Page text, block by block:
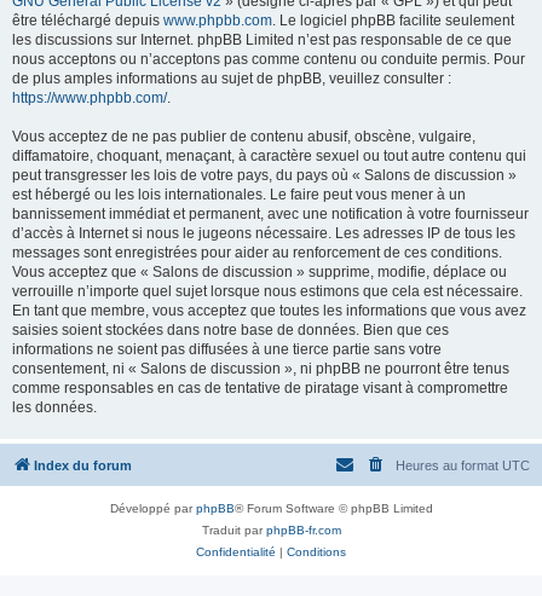
être téléchargé depuis www.phpbb.com. Le logiciel phpBB facilite seulement
les discussions sur Internet. phpBB Limited n’est pas responsable de ce que
nous acceptons ou n’acceptons pas comme contenu ou conduite permis. Pour
de plus amples informations au sujet de phpBB, veuillez consulter :
https://www.phpbb.com/.
Vous acceptez de ne pas publier de contenu abusif, obscène, vulgaire,
diffamatoire, choquant, menaçant, à caractère sexuel ou tout autre contenu qui
peut transgresser les lois de votre pays, du pays où « Salons de discussion »
est hébergé ou les lois internationales. Le faire peut vous mener à un
bannissement immédiat et permanent, avec une notification à votre fournisseur
d’accès à Internet si nous le jugeons nécessaire. Les adresses IP de tous les
messages sont enregistrées pour aider au renforcement de ces conditions.
Vous acceptez que « Salons de discussion » supprime, modifie, déplace ou
verrouille n’importe quel sujet lorsque nous estimons que cela est nécessaire.
En tant que membre, vous acceptez que toutes les informations que vous avez
saisies soient stockées dans notre base de données. Bien que ces
informations ne soient pas diffusées à une tierce partie sans votre
consentement, ni « Salons de discussion », ni phpBB ne pourront être tenus
comme responsables en cas de tentative de piratage visant à compromettre
les données.
Index du forum Heures au format UTC
Développé parphpBB® Forum Software © phpBB Limited
Traduit parphpBB-fr.com
Confidentialité | Conditions